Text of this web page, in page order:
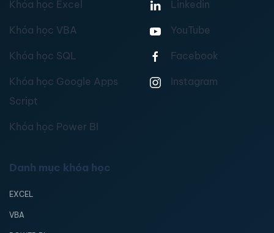
Khóa học Excel
Khóa học VBA
Khóa học SQL
Khóa học Google Apps
Script
Khóa học Power BI
Linkedin
YouTube
Facebook
Instagram
Danh mục khóa học
EXCEL
VBA